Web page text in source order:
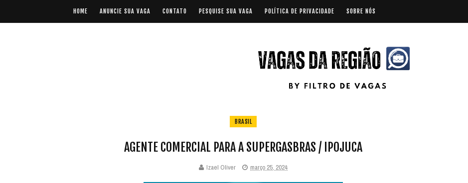
HOME ANUNCIE SUA VAGA CONTATO PESQUISE SUA VAGA POLÍTICA DE PRIVACIDADE SOBRE NÓS
BRASIL
AGENTE COMERCIAL PARA A SUPERGASBRAS / IPOJUCA
Izael Oliver março 25, 2024